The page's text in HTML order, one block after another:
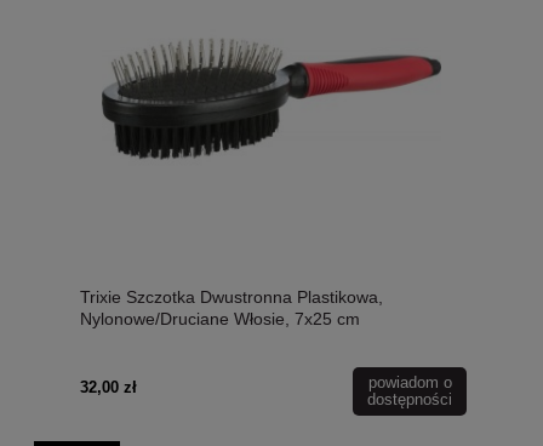
Trixie Szczotka Dwustronna Plastikowa,
Nylonowe/Druciane Włosie, 7x25 cm
32,00 zł
powiadom o
dostępności